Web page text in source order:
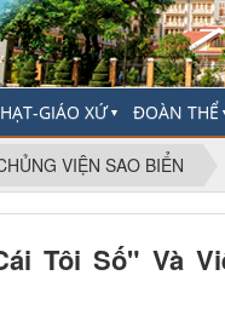
GIÁO XỨ▼ ĐOÀN THỂ
VIỆN SAO BIỂN
Tôi Số" Và